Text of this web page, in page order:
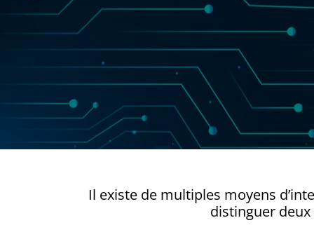
Il existe de multiples moyens
distinguer